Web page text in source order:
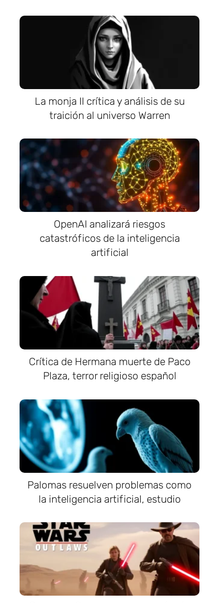
La monja II crítica y análisis de su
traición al universo Warren
OpenAI analizará riesgos
catastróficos de la inteligencia
artificial
Crítica de Hermana muerte de Paco
Plaza, terror religioso español
Palomas resuelven problemas como
la inteligencia artificial, estudio